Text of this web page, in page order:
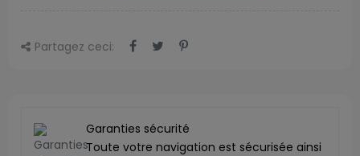
Partagez ceci:
Garanties sécurité
Toute votre navigation est sécurisée ainsi